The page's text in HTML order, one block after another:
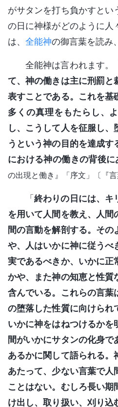
がサタンを打ち負かすとい
の日に神様がどのように人
は、 全能神の御言葉を読み
全能神は言われます。
て、神の働きは主に刑罰と
表すことである。これを基
多くの真理をもたらし、
し、こうして人を征服し
うという神の目的を達成す
における神の働きの背後
の出現と働き』「序文」〔『言
「終わりの日には、キ
を用いて人間を教え、人間
間の言動を解剖する。その
や、人はいかに神に従うべ
実であるべきか、いかに正
かや、また神の知恵と性質
含んでいる。これらの言葉
の堕落した性質に向けられ
いかに神をはねつけるかを
間がいかにサタンの化身で
あるかに関して語られる。
あたって、少ない言葉で人
ことはない。むしろ長い期
け出し、取り扱い、刈り込